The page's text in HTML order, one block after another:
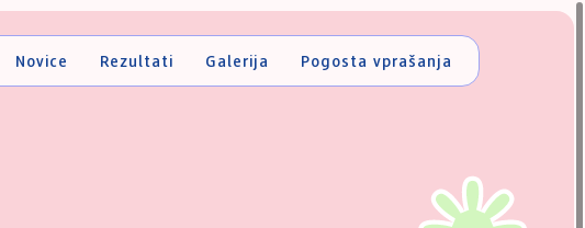
Novice Rezultati Galerija Pogosta vprašanja